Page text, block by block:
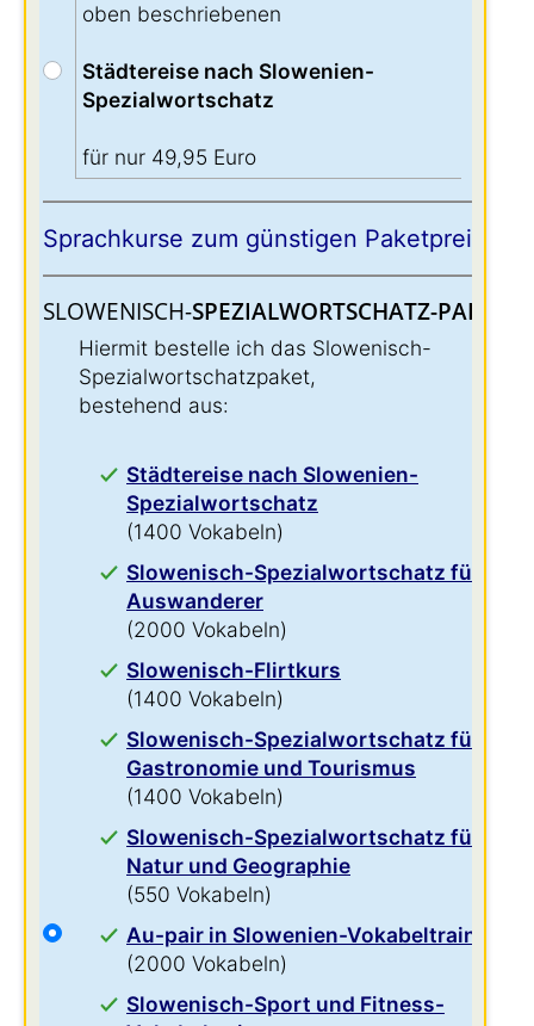
oben beschriebenen
Städtereise nach Slowenien-
Spezialwortschatz
für nur 49,95 Euro
Sprachkurse zum günstigen Paketpreis:
SLOWENISCH-SPEZIALWORTSCHATZ-PAKET:
Hiermit bestelle ich das Slowenisch-
Spezialwortschatzpaket,
bestehend aus:
Städtereise nach Slowenien-
Spezialwortschatz
(1400 Vokabeln)
Slowenisch-Spezialwortschatz für
Auswanderer
(2000 Vokabeln)
Slowenisch-Flirtkurs
(1400 Vokabeln)
Slowenisch-Spezialwortschatz für
Gastronomie und Tourismus
(1400 Vokabeln)
Slowenisch-Spezialwortschatz für
Natur und Geographie
(550 Vokabeln)
Au-pair in Slowenien-Vokabeltrainer
(2000 Vokabeln)
Slowenisch-Sport und Fitness-